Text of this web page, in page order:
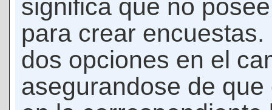
significa que no
para crear
dos opciones en el
asegurandose de